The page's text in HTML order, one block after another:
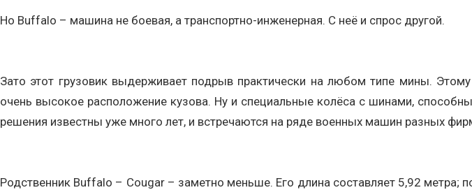
Но Buffalo – машина не боевая, а транспортно-инженерная. С неё и спрос другой.
Зато этот грузовик выдерживает подрыв практически на любом типе мины.
очень высокое расположение кузова. Ну и специальные колёса с шинами,
решения известны уже много лет, и встречаются на ряде военных машин разных
Родственник Buffalo – Cougar – заметно меньше. Его длина составляет 5,92